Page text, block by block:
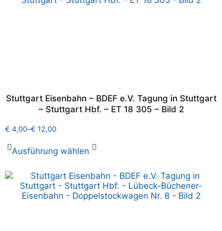
Stuttgart Eisenbahn – BDEF e.V. Tagung in Stuttgart
– Stuttgart Hbf. – ET 18 305 – Bild 2
€ 4,00–€ 12,00
Ausführung wählen